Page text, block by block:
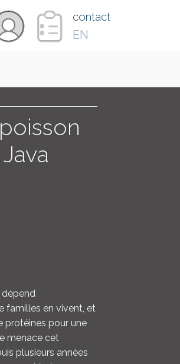
contact
EN
ENGLISH
dépend
familles en vivent, et
protéines pour une
menace cet
plusieurs années